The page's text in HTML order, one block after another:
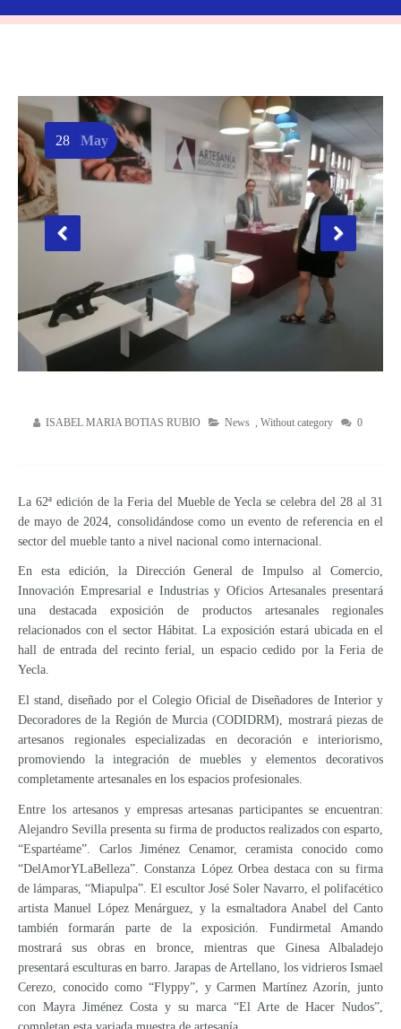
ISABEL MARIA BOTIAS RUBIO News Without category 0
28 May
La 62ª edición de la Feria del Mueble de Yecla se celebra del 28 al 31
de mayo de 2024, consolidándose como un evento de referencia en el
sector del mueble tanto a nivel nacional como internacional.
En esta edición, la Dirección General de Impulso al Comercio,
Innovación Empresarial e Industrias y Oficios Artesanales presentará
una destacada exposición de productos artesanales regionales
relacionados con el sector Hábitat. La exposición estará ubicada en el
hall de entrada del recinto ferial, un espacio cedido por la Feria de
Yecla.
El stand, diseñado por el Colegio Oficial de Diseñadores de Interior y
Decoradores de la Región de Murcia (CODIDRM), mostrará piezas de
artesanos regionales especializadas en decoración e interiorismo,
promoviendo la integración de muebles y elementos decorativos
completamente artesanales en los espacios profesionales.
Entre los artesanos y empresas artesanas participantes se encuentran:
Alejandro Sevilla presenta su firma de productos realizados con esparto,
“Espartéame”. Carlos Jiménez Cenamor, ceramista conocido como
“DelAmorYLaBelleza”. Constanza López Orbea destaca con su firma
de lámparas, “Miapulpa”. El escultor José Soler Navarro, el polifacético
artista Manuel López Menárguez, y la esmaltadora Anabel del Canto
también formarán parte de la exposición. Fundirmetal Amando
mostrará sus obras en bronce, mientras que Ginesa Albaladejo
presentará esculturas en barro. Jarapas de Artellano, los vidrieros Ismael
Cerezo, conocido como “Flyppy”, y Carmen Martínez Azorín, junto
con Mayra Jiménez Costa y su marca “El Arte de Hacer Nudos”,